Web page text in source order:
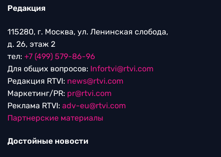
Редакция
115280, г. Москва, ул. Ленинская слобода,
д. 26, этаж 2
тел: +7 (499) 579-86-96
Для общих вопросов: Infortvi@rtvi.com
Редакция RTVI: news@rtvi.com
Маркетинг/PR: pr@rtvi.com
Реклама RTVI: adv-eu@rtvi.com
Партнерские материалы
Достойные новости